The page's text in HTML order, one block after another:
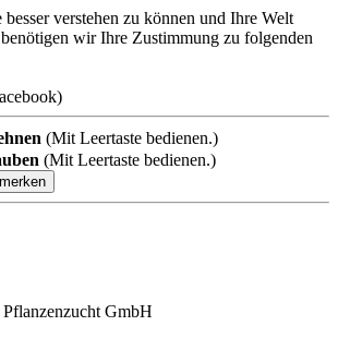
verstehen zu können und Ihre Welt
wir Ihre Zustimmung zu folgenden
(Mit Leertaste bedienen.)
(Mit Leertaste bedienen.)
GmbH